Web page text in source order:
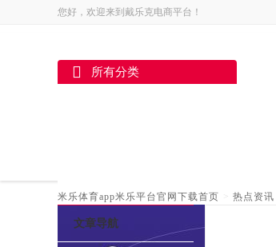
您好，欢迎来到戴乐克电商平台！
所有分类
米乐体育app米乐平台官网下载首页 > 热点资讯
文章导航